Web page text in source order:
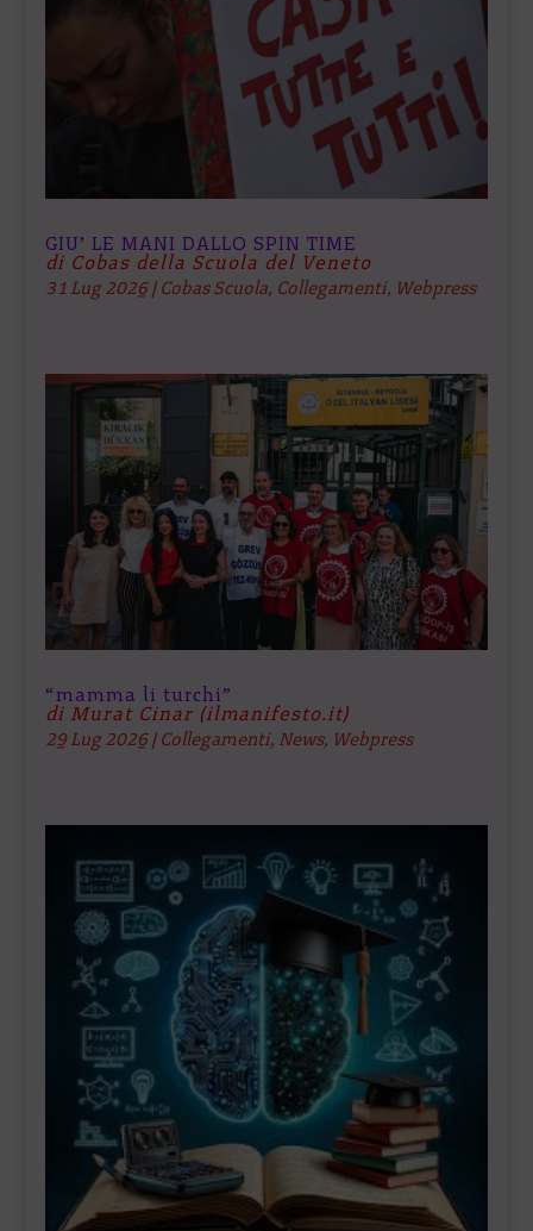
GIU’ LE MANI DALLO SPIN TIME
di Cobas della Scuola del Veneto
31 Lug 2026| Cobas Scuola, Collegamenti, Webpress
“mamma li turchi”
di Murat Cinar (ilmanifesto.it)
29 Lug 2026| Collegamenti, News, Webpress